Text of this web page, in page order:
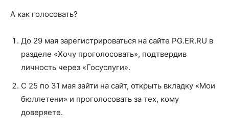
А как голосовать?
До 29 мая зарегистрироваться на сайте PG.ER.RU в
разделе «Хочу проголосовать», подтвердив
личность через «Госуслуги».
С 25 по 31 мая зайти на сайт, открыть вкладку «Мои
бюллетени» и проголосовать за тех, кому
доверяете.